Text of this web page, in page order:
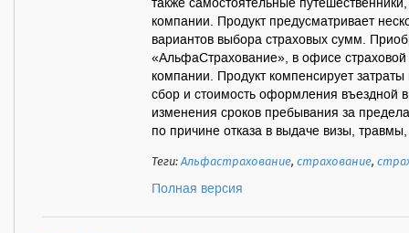
также самостоятельные
компании. Продукт предусматривает
вариантов выбора страховых сумм.
«АльфаСтрахование», в офисе
компании. Продукт компенсирует затраты
сбор и стоимость оформления въездной
изменения сроков пребывания за
по причине отказа в выдаче визы,
Теги:Альфастрахование,страхование,
Полная версия